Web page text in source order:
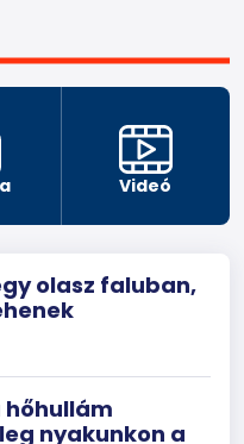
Videó
olasz faluban,
hőhullám
nyakunkon a